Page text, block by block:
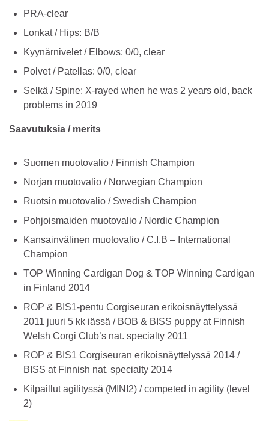
PRA-clear
Lonkat / Hips: B/B
Kyynärnivelet / Elbows: 0/0, clear
Polvet / Patellas: 0/0, clear
Selkä / Spine: X-rayed when he was 2 years old, back
problems in 2019
Saavutuksia / merits
Suomen muotovalio / Finnish Champion
Norjan muotovalio / Norwegian Champion
Ruotsin muotovalio / Swedish Champion
Pohjoismaiden muotovalio / Nordic Champion
Kansainvälinen muotovalio / C.I.B – International
Champion
TOP Winning Cardigan Dog & TOP Winning Cardigan
in Finland 2014
ROP & BIS1-pentu Corgiseuran erikoisnäyttelyssä
2011 juuri 5 kk iässä / BOB & BISS puppy at Finnish
Welsh Corgi Club’s nat. specialty 2011
ROP & BIS1 Corgiseuran erikoisnäyttelyssä 2014 /
BISS at Finnish nat. specialty 2014
Kilpaillut agilityssä (MINI2) / competed in agility (level
2)